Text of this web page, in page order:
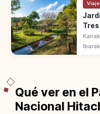
Viaje
Tres
Qué ver en el
Nacional